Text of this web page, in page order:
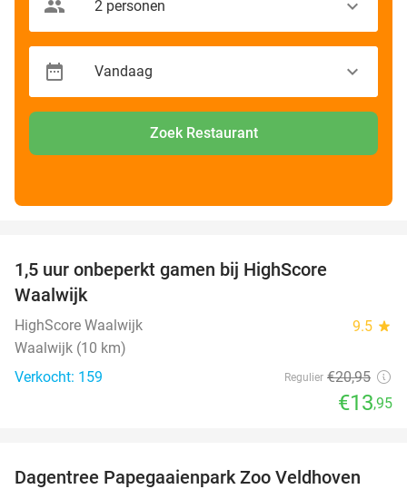
Zoek Restaurant
1,5 uur onbeperkt gamen bij HighScore
Waalwijk
HighScore Waalwijk 9.5 star
Waalwijk (10 km)
Verkocht: 159
Regulier €20,95
€13,95
26%
Dagentree Papegaaienpark Zoo Veldhoven